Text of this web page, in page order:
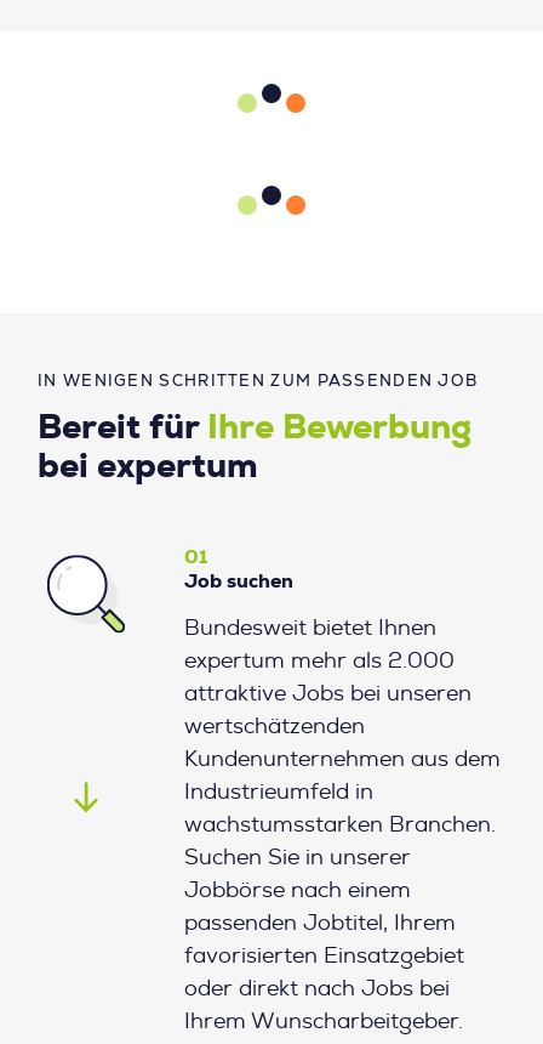
IN WENIGEN SCHRITTEN ZUM PASSENDEN JOB
Bereit für
Ihre Bewerbung
bei expertum
01
Job suchen
Bundesweit bietet Ihnen
expertum mehr als 2.000
attraktive Jobs bei unseren
wertschätzenden
Kundenunternehmen aus dem
Industrieumfeld in
wachstumsstarken Branchen.
Suchen Sie in unserer
Jobbörse nach einem
passenden Jobtitel, Ihrem
favorisierten Einsatzgebiet
oder direkt nach Jobs bei
Ihrem Wunscharbeitgeber.